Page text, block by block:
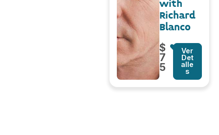
with
Richard
Blanco
$
7
5
Ver
Det
alle
s